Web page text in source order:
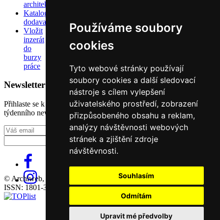
Používáme soubory
cookies
Tyto webové stránky používají
soubory cookies a další sledovací
nástroje s cílem vylepšení
uživatelského prostředí, zobrazení
přizpůsobeného obsahu a reklam,
analýzy návštěvnosti webových
stránek a zjištění zdroje
návštěvnosti.
Souhlasím
Odmítám
Upravit mé předvolby
architektů
Katalog
dodavatelů
Vložit
inzerát
do
burzy
práce
Newsletter
Přihlaste se k odběru našeho pravidelného
týdenního newsletteru:
Fill in „nospam“
© Archiweb, s.r.o. 1997-2026
ISSN: 1801-3902